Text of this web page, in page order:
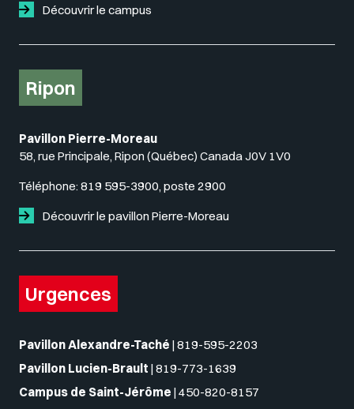
Découvrir le campus
Ripon
Pavillon Pierre-Moreau
58, rue Principale, Ripon (Québec) Canada J0V 1V0
Téléphone: 819 595-3900, poste 2900
Découvrir le pavillon Pierre-Moreau
Urgences
Pavillon Alexandre-Taché | 819-595-2203
Pavillon Lucien-Brault | 819-773-1639
Campus de Saint-Jérôme | 450-820-8157